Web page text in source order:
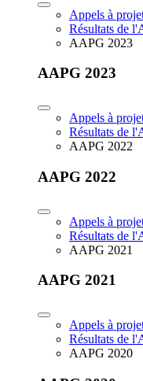
Appels à
Résultats de
AAPG 2023
AAPG 2023
Appels à
Résultats de
AAPG 2022
AAPG 2022
Appels à
Résultats de
AAPG 2021
AAPG 2021
Appels à
Résultats de
AAPG 2020